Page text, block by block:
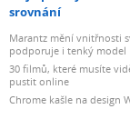
srovnání
Marantz mění vnitřnosti
podporuje i tenký model
30 filmů, které musíte
pustit online
Chrome kašle na design